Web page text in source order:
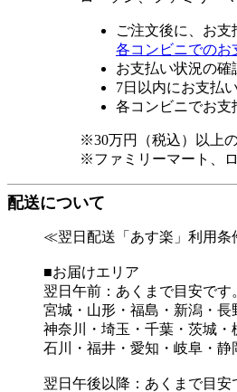
ご注文後に、お支
各コンビニでのお
お支払い状況の確
7日以内にお支払
各コンビニでお支
※30万円（税込）以上
※ファミリーマート、
配送について
≪翌日配送「あす楽」利用
■お届けエリア
翌日午前：あくまで目安です
宮城・山形・福島・新潟・長
神奈川・埼玉・千葉・茨城・
石川・福井・愛知・岐阜・静
翌日午後以降：あくまで目安